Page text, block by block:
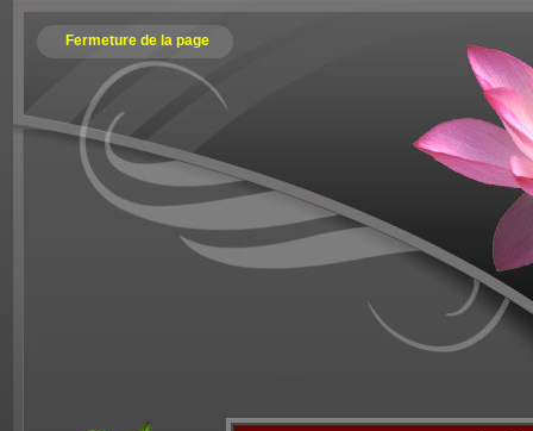
Fermeture de la page